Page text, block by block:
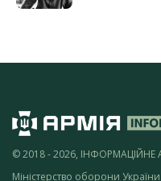
© 2018 - 2026, ІНФОРМАЦІЙНЕ
Міністерство оборони України